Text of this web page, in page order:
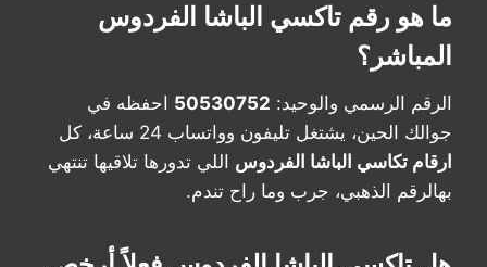
ما هو رقم تاكسي الباشا الفردوس
المباشر؟
الرقم الرسمي والوحيد: 50530752 احفظه في
جوالك الحين، يشتغل تليفون وواتساب 24 ساعة، كل
ارقام تكاسي الباشا الفردوس اللي تدورها تلاقيها تنتهي
بهالرقم الذهبي، جرب وما راح تندم.